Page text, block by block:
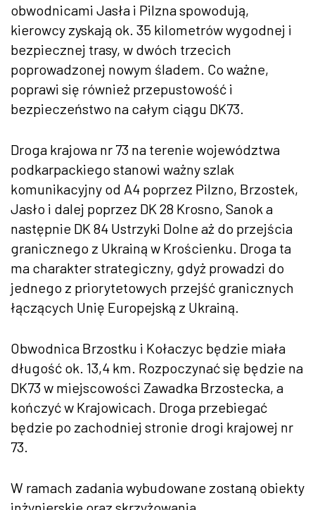
obwodnicami Jasła i Pilzna spowodują,
kierowcy zyskają ok. 35 kilometrów wygodnej i
bezpiecznej trasy, w dwóch trzecich
poprowadzonej nowym śladem. Co ważne,
poprawi się również przepustowość i
bezpieczeństwo na całym ciągu DK73.
Droga krajowa nr 73 na terenie województwa
podkarpackiego stanowi ważny szlak
komunikacyjny od A4 poprzez Pilzno, Brzostek,
Jasło i dalej poprzez DK 28 Krosno, Sanok a
następnie DK 84 Ustrzyki Dolne aż do przejścia
granicznego z Ukrainą w Krościenku. Droga ta
ma charakter strategiczny, gdyż prowadzi do
jednego z priorytetowych przejść granicznych
łączących Unię Europejską z Ukrainą.
Obwodnica Brzostku i Kołaczyc będzie miała
długość ok. 13,4 km. Rozpoczynać się będzie na
DK73 w miejscowości Zawadka Brzostecka, a
kończyć w Krajowicach. Droga przebiegać
będzie po zachodniej stronie drogi krajowej nr
73.
W ramach zadania wybudowane zostaną obiekty